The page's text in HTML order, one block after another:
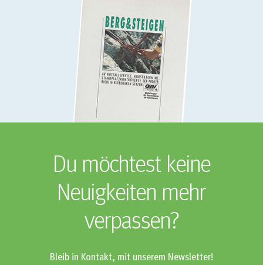
Du möchtest keine
Neuigkeiten mehr
verpassen?
Bleib in Kontakt, mit unserem Newsletter!